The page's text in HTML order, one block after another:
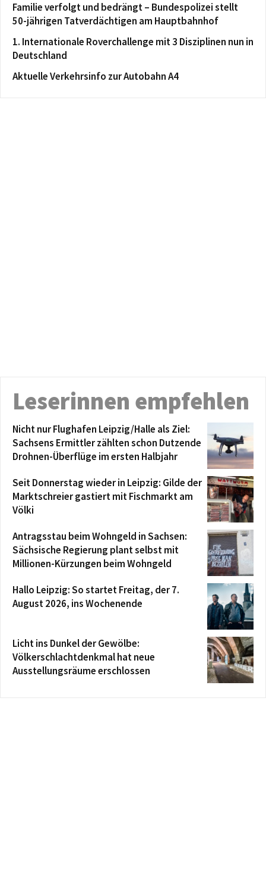
Familie verfolgt und bedrängt – Bundespolizei stellt
50-jährigen Tatverdächtigen am Hauptbahnhof
1. Internationale Roverchallenge mit 3 Disziplinen nun in
Deutschland
Aktuelle Verkehrsinfo zur Autobahn A4
Leserinnen empfehlen
Nicht nur Flughafen Leipzig/Halle als Ziel:
Sachsens Ermittler zählten schon Dutzende
Drohnen-Überflüge im ersten Halbjahr
Seit Donnerstag wieder in Leipzig: Gilde der
Marktschreier gastiert mit Fischmarkt am
Völki
Antragsstau beim Wohngeld in Sachsen:
Sächsische Regierung plant selbst mit
Millionen-Kürzungen beim Wohngeld
Hallo Leipzig: So startet Freitag, der 7.
August 2026, ins Wochenende
Licht ins Dunkel der Gewölbe:
Völkerschlachtdenkmal hat neue
Ausstellungsräume erschlossen